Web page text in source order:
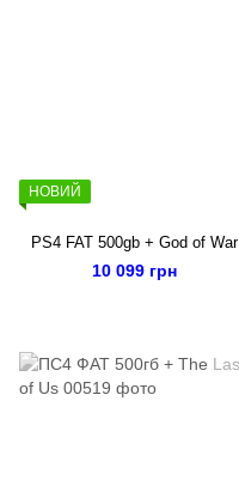
НОВИЙ
PS4 FAT 500gb + God of War
10 099 грн